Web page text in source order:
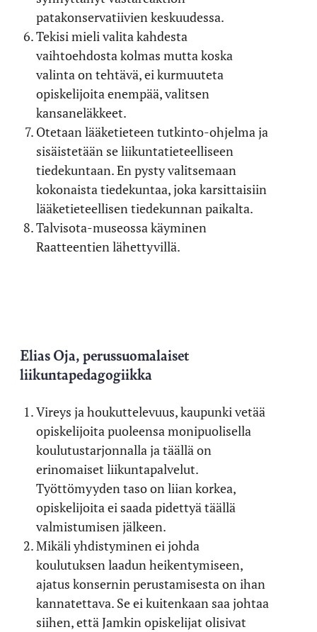
patakonservatiivien keskuudessa.
Tekisi mieli valita kahdesta
vaihtoehdosta kolmas mutta koska
valinta on tehtävä, ei kurmuuteta
opiskelijoita enempää, valitsen
kansaneläkkeet.
Otetaan lääketieteen tutkinto-ohjelma ja
sisäistetään se liikuntatieteelliseen
tiedekuntaan. En pysty valitsemaan
kokonaista tiedekuntaa, joka karsittaisiin
lääketieteellisen tiedekunnan paikalta.
Talvisota-museossa käyminen
Raatteentien lähettyvillä.
Elias Oja, perussuomalaiset
liikuntapedagogiikka
Vireys ja houkuttelevuus, kaupunki vetää
opiskelijoita puoleensa monipuolisella
koulutustarjonnalla ja täällä on
erinomaiset liikuntapalvelut.
Työttömyyden taso on liian korkea,
opiskelijoita ei saada pidettyä täällä
valmistumisen jälkeen.
Mikäli yhdistyminen ei johda
koulutuksen laadun heikentymiseen,
ajatus konsernin perustamisesta on ihan
kannatettava. Se ei kuitenkaan saa johtaa
siihen, että Jamkin opiskelijat olisivat